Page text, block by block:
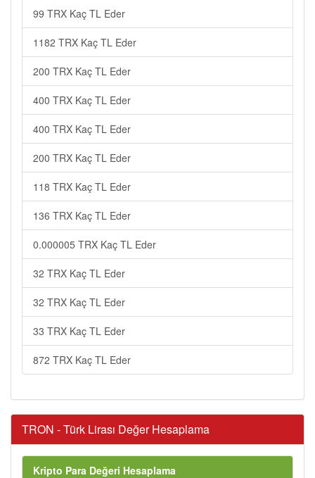
99 TRX Kaç TL Eder
1182 TRX Kaç TL Eder
200 TRX Kaç TL Eder
400 TRX Kaç TL Eder
400 TRX Kaç TL Eder
200 TRX Kaç TL Eder
118 TRX Kaç TL Eder
136 TRX Kaç TL Eder
0.000005 TRX Kaç TL Eder
32 TRX Kaç TL Eder
32 TRX Kaç TL Eder
33 TRX Kaç TL Eder
872 TRX Kaç TL Eder
TRON - Türk Lirası Değer Hesaplama
Kripto Para Değeri Hesaplama